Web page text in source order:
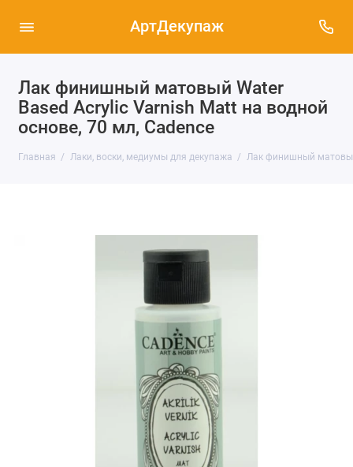
АртДекупаж
Лак финишный матовый Water
Based Acrylic Varnish Matt на водной
основе, 70 мл, Cadence
Главная Лаки, воски, медиумы для декупажа Лак финишный